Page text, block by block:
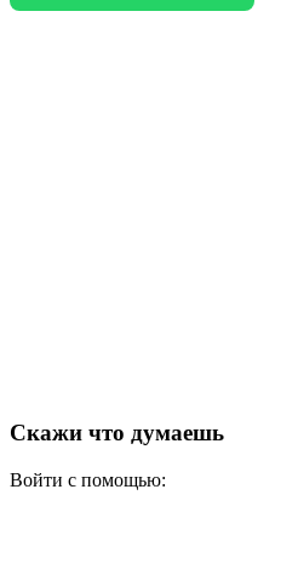
Скажи что думаешь
Войти с помощью: